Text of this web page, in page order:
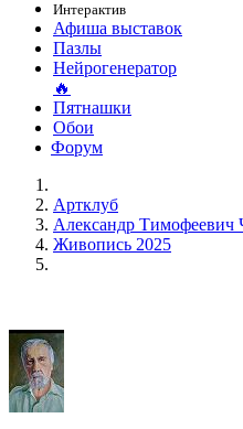
Интерактив
Афиша выставок
Пазлы
Нейрогенератор
🔥
Пятнашки
Обои
Форум
Артклуб
Александр
Живопись 2025